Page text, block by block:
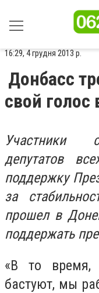
16:29, 4 грудня 2013 р.
Донбасс
свой голос
Участники
депутатов
поддержку
за
прошел в
поддержать
«В то
бастуют, мы